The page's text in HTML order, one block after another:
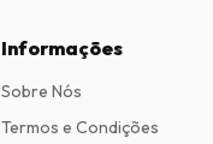
Informações
Sobre Nós
Termos e Condições